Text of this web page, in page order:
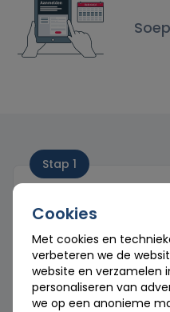
Cookies
Met cookies en
verbeteren we de
website en verzamelen
personaliseren van
we op een anonieme
Stap 1
Bekijk de einddatum van
contract? Vaak kun je